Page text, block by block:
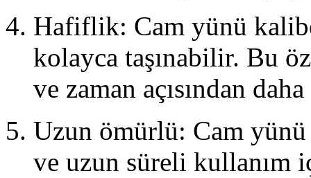
Hafiflik: Cam yünü
kolayca taşınabilir. Bu
ve zaman açısından
Uzun ömürlü: Cam
ve uzun süreli kullanım